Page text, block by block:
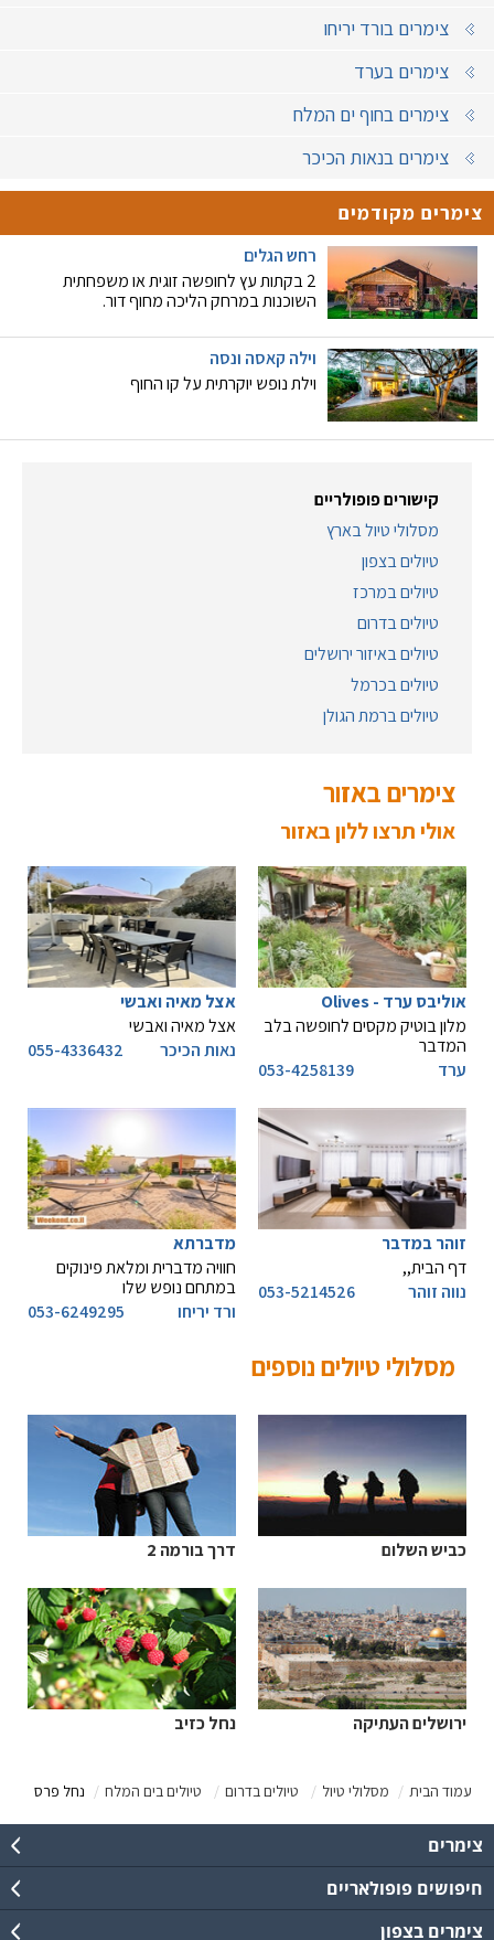
עמוד הבית מסלולי טיול טיולים בדרום טיולים בים המלח נחל פרס
צימרים בורד יריחו
צימרים בערד
צימרים בחוף ים המלח
צימרים בנאות הכיכר
צימרים מקודמים
רחש הגלים
2 בקתות עץ לחופשה זוגית או משפחתית
השוכנות במרחק הליכה מחוף דור.
וילה קאסה ונסה
וילת נופש יוקרתית על קו החוף
קישורים פופולריים
מסלולי טיול בארץ
טיולים בצפון
טיולים במרכז
טיולים בדרום
טיולים באיזור ירושלים
טיולים בכרמל
טיולים ברמת הגולן
צימרים באזור
אולי תרצו ללון באזור
אוליבס ערד - Olives
מלון בוטיק מקסים לחופשה בלב
המדבר
ערד
053-4258139
אצל מאיה ואבשי
אצל מאיה ואבשי
נאות הכיכר
055-4336432
זוהר במדבר
דף הבית,,
נווה זוהר
053-5214526
מדברתא
חוויה מדברית ומלאת פינוקים
במתחם נופש שלו
ורד יריחו
053-6249295
מסלולי טיולים נוספים
כביש השלום דרך בורמה 2
ירושלים העתיקה נחל כזיב
צימרים
חיפושים פופולאריים
צימרים בצפון